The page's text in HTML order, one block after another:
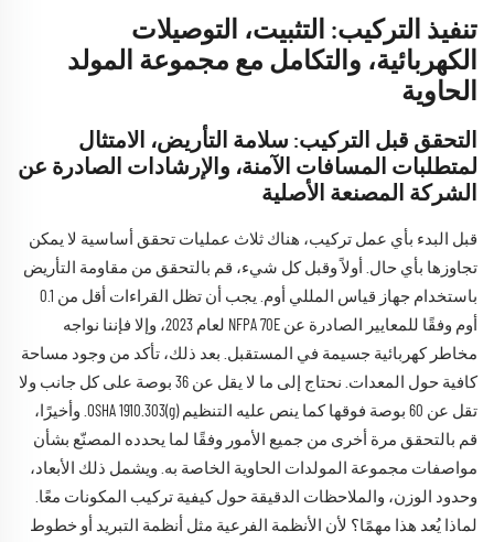
تنفيذ التركيب: التثبيت، التوصيلات
الكهربائية، والتكامل مع مجموعة المولد
الحاوية
التحقق قبل التركيب: سلامة التأريض، الامتثال
لمتطلبات المسافات الآمنة، والإرشادات الصادرة عن
الشركة المصنعة الأصلية
قبل البدء بأي عمل تركيب، هناك ثلاث عمليات تحقق أساسية لا يمكن
تجاوزها بأي حال. أولاً وقبل كل شيء، قم بالتحقق من مقاومة التأريض
باستخدام جهاز قياس المللي أوم. يجب أن تظل القراءات أقل من 0.1
أوم وفقًا للمعايير الصادرة عن NFPA 70E لعام 2023، وإلا فإننا نواجه
مخاطر كهربائية جسيمة في المستقبل. بعد ذلك، تأكد من وجود مساحة
كافية حول المعدات. نحتاج إلى ما لا يقل عن 36 بوصة على كل جانب ولا
تقل عن 60 بوصة فوقها كما ينص عليه التنظيم OSHA 1910.303(g). وأخيرًا،
قم بالتحقق مرة أخرى من جميع الأمور وفقًا لما يحدده المصنّع بشأن
مواصفات مجموعة المولدات الحاوية الخاصة به. ويشمل ذلك الأبعاد،
وحدود الوزن، والملاحظات الدقيقة حول كيفية تركيب المكونات معًا.
لماذا يُعد هذا مهمًا؟ لأن الأنظمة الفرعية مثل أنظمة التبريد أو خطوط